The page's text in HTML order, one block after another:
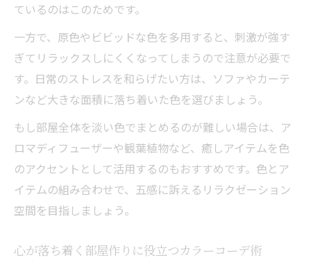
ているのはこのためです。
一方で、原色やビビッドな色を多用すると、刺激が強す
ぎてリラックスしにくくなってしまうので注意が必要で
す。日常のストレスを和らげたい方は、ソファやカーテ
ンなど大きな面積に落ち着いた色を選びましょう。
もし部屋全体を淡い色でまとめるのが難しい場合は、ア
ロマディフューザーや観葉植物など、癒しアイテムを色
のアクセントとして活用するのもおすすめです。色とア
イテムの組み合わせで、五感に訴えるリラクゼーション
空間を目指しましょう。
心が落ち着く部屋作りに役立つカラーコーデ術